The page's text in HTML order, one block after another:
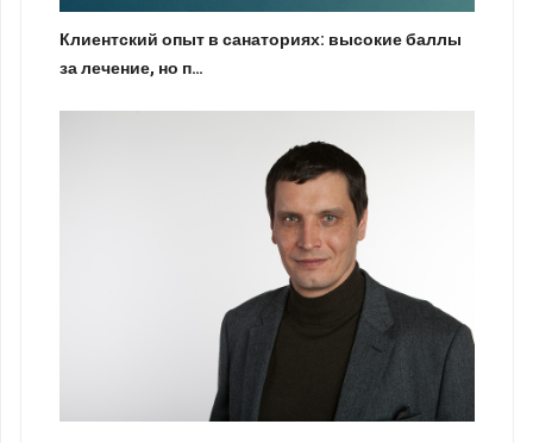
Клиентский опыт в санаториях: высокие баллы
за лечение, но п…